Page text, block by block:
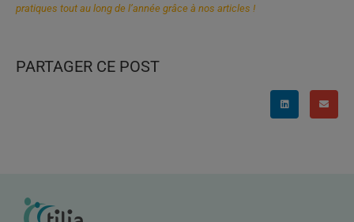
pratiques tout au long de l’année grâce à nos articles !
PARTAGER CE POST